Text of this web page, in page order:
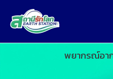
พยากรณ์อา